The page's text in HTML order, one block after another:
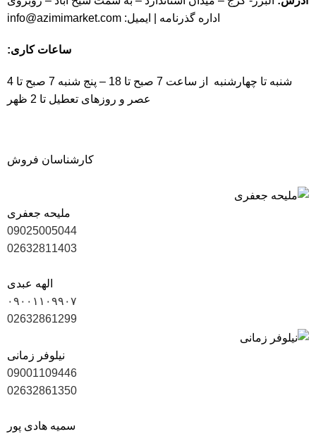
اداره گذرنامه | ایمیل: info@azimimarket.com
ساعات کاری:
شنبه تا چهارشنبه از ساعت 7 صبح تا 18 – پنج شنبه 7 صبح تا 4
عصر و روزهای تعطیل تا 2 ظهر
کارشناسان فروش
ملیحه جعفری
09025005044
02632811403
الهه عبدی
۰۹۰۰۱۱۰۹۹۰۷
02632861299
نیلوفر زمانی
09001109446
02632861350
سمیه هادی پور